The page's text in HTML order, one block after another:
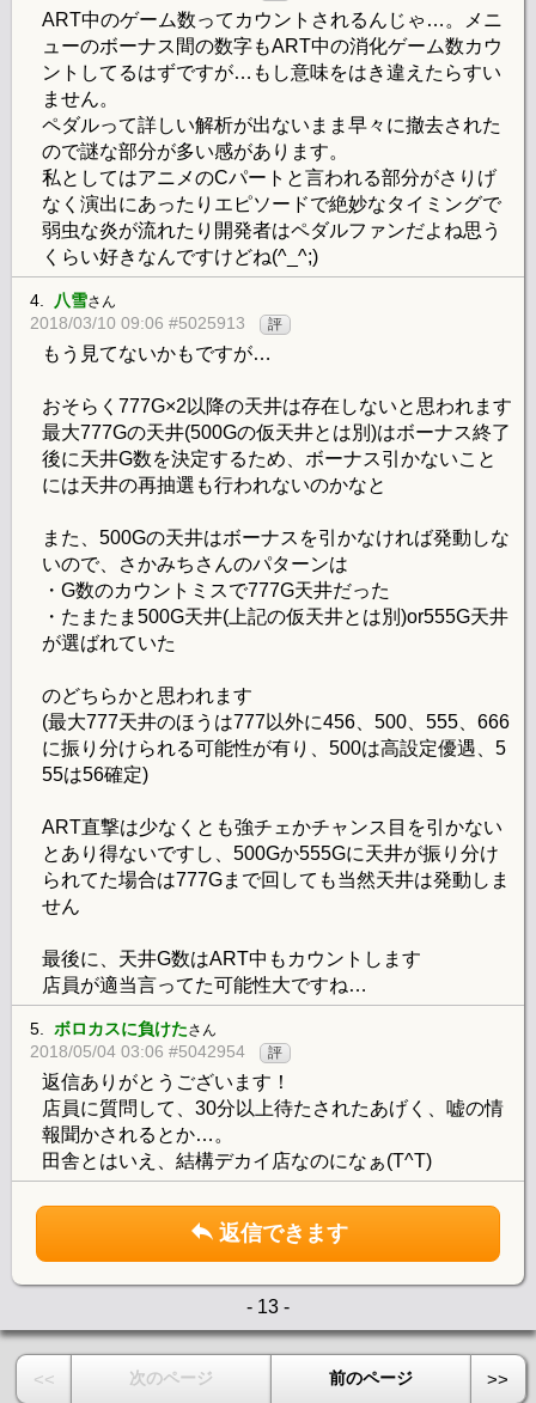
ART中のゲーム数ってカウントされるんじゃ…。メニ
ューのボーナス間の数字もART中の消化ゲーム数カウ
ントしてるはずですが…もし意味をはき違えたらすい
ません。
ペダルって詳しい解析が出ないまま早々に撤去された
ので謎な部分が多い感があります。
私としてはアニメのCパートと言われる部分がさりげ
なく演出にあったりエピソードで絶妙なタイミングで
弱虫な炎が流れたり開発者はペダルファンだよね思う
くらい好きなんですけどね(^_^;)
4. 八雪さん
2018/03/10 09:06 #5025913 評
もう見てないかもですが…
おそらく777G×2以降の天井は存在しないと思われます
最大777Gの天井(500Gの仮天井とは別)はボーナス終了
後に天井G数を決定するため、ボーナス引かないこと
には天井の再抽選も行われないのかなと
また、500Gの天井はボーナスを引かなければ発動しな
いので、さかみちさんのパターンは
・G数のカウントミスで777G天井だった
・たまたま500G天井(上記の仮天井とは別)or555G天井
が選ばれていた
のどちらかと思われます
(最大777天井のほうは777以外に456、500、555、666
に振り分けられる可能性が有り、500は高設定優遇、5
55は56確定)
ART直撃は少なくとも強チェかチャンス目を引かない
とあり得ないですし、500Gか555Gに天井が振り分け
られてた場合は777Gまで回しても当然天井は発動しま
せん
最後に、天井G数はART中もカウントします
店員が適当言ってた可能性大ですね…
5. ボロカスに負けたさん
2018/05/04 03:06 #5042954 評
返信ありがとうございます！
店員に質問して、30分以上待たされたあげく、嘘の情
報聞かされるとか…。
田舎とはいえ、結構デカイ店なのになぁ(T^T)
返信できます
- 13 -
<< 次のページ 前のページ >>